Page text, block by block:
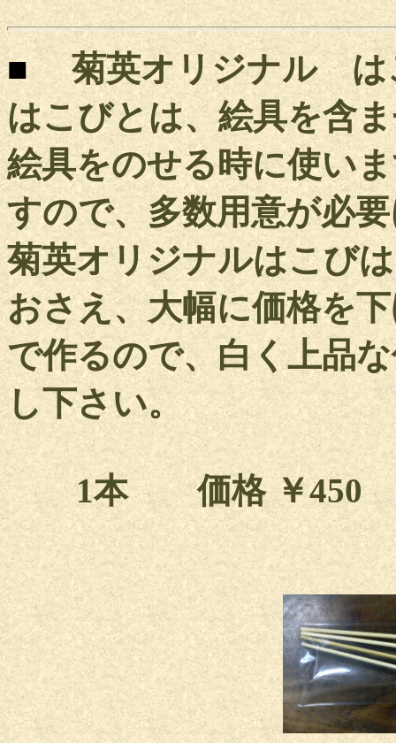
■
菊英オリジナル は
はこびとは、絵具を含
絵具をのせる時に使い
すので、多数用意が必
菊英オリジナルはこび
おさえ、大幅に価格を
で作るので、白く上品
し下さい。
1本 価格 ￥450